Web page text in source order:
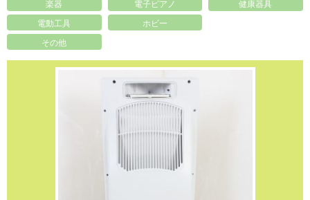
楽器
電子ピアノ
健康器具
電動工具
ホビー
その他